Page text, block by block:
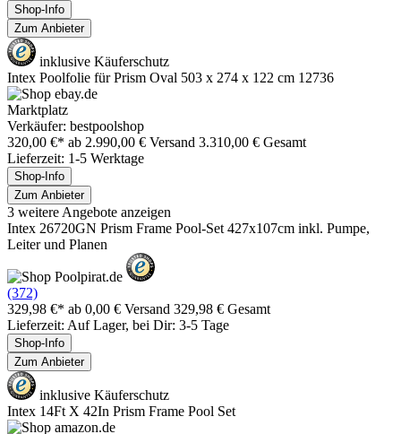
Shop-Info
Zum Anbieter
inklusive Käuferschutz
Intex Poolfolie für Prism Oval 503 x 274 x 122 cm 12736
Marktplatz
Verkäufer: bestpoolshop
320,00 €* ab 2.990,00 € Versand 3.310,00 € Gesamt
Lieferzeit: 1-5 Werktage
Shop-Info
Zum Anbieter
3 weitere Angebote anzeigen
Intex 26720GN Prism Frame Pool-Set 427x107cm inkl. Pumpe,
Leiter und Planen
(372)
329,98 €* ab 0,00 € Versand 329,98 € Gesamt
Lieferzeit: Auf Lager, bei Dir: 3-5 Tage
Shop-Info
Zum Anbieter
inklusive Käuferschutz
Intex 14Ft X 42In Prism Frame Pool Set